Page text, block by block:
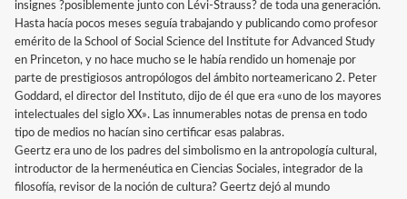
insignes ?posiblemente junto con Lévi-Strauss? de toda una generación.
Hasta hacía pocos meses seguía trabajando y publicando como profesor
emérito de la School of Social Science del Institute for Advanced Study
en Princeton, y no hace mucho se le había rendido un homenaje por
parte de prestigiosos antropólogos del ámbito norteamericano 2. Peter
Goddard, el director del Instituto, dijo de él que era «uno de los mayores
intelectuales del siglo XX». Las innumerables notas de prensa en todo
tipo de medios no hacían sino certificar esas palabras.
Geertz era uno de los padres del simbolismo en la antropología cultural,
introductor de la hermenéutica en Ciencias Sociales, integrador de la
filosofía, revisor de la noción de cultura? Geertz dejó al mundo